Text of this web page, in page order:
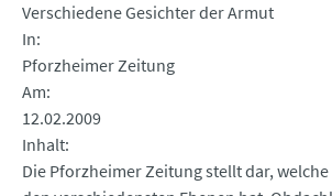
Verschiedene Gesichter der Armut
In
Pforzheimer Zeitung
Am
12.02.2009
Inhalt
Die Pforzheimer Zeitung stellt dar,